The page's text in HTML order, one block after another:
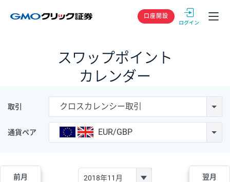
GMOクリック
口座開設
スワップポイント
カレンダー
取引 クロスカレンシー取引
通貨ペア EUR/GBP
前月 翌月